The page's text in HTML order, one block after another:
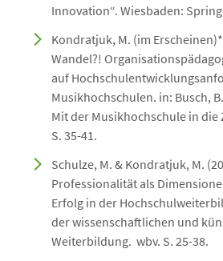
Innovation“. Wiesbaden:
Kondratjuk, M. (im
Wandel?!
auf
Musikhochschulen. in: Busch,
Mit der Musikhochschule in
S. 35-41.
Schulze, M. & Kondratjuk, M.
Professionalität als
Erfolg in der
der wissenschaftlichen und
Weiterbildung. wbv. S. 25-38.